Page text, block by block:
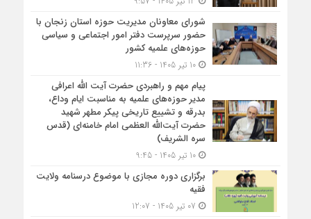
شورای معاونان مدیریت حوزه استان زنجان با
حضور سرپرست دفتر امور اجتماعی و سیاسی
حوزه‌های علمیه کشور
10 تیر 1405 - 11:36
پیام مهم و راهبردی حضرت آیت الله اعرافی
مدیر حوزه‌های علمیه به مناسبت ایام وداع،
بدرقه و تشییع تاریخی پیکر مطهر شهید
حضرت آیت‌الله العظمی امام خامنه‌ای (قدس
سره الشریف)
10 تیر 1405 - 9:45
برگزاری دوره مجازی با موضوع درسنامه ولایت
فقیه